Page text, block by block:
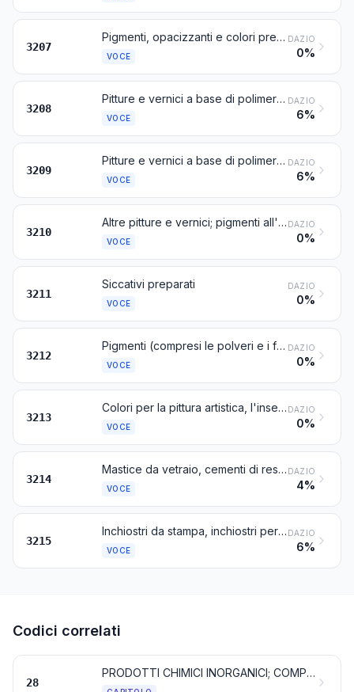
3207
Pigmenti, opacizzanti e colori preparati, preparazioni vetrificabili, ingobbi, lustri liquidi e preparazioni simili, dei tipi utilizzati per la ceramica, la smalteria e la vetreria; fritte di vetro e altri vetri, in forma di polvere, di granuli, di lamelle o di fiocchi
VOCE
DAZIO
0%
3208
Pitture e vernici a base di polimeri sintetici o di polimeri naturali modificati, dispersi o disciolti in un mezzo non acquoso; soluzioni previste nella nota 4 di questo capitolo
VOCE
DAZIO
6%
3209
Pitture e vernici a base di polimeri sintetici o di polimeri naturali modificati, dispersi o disciolti in un mezzo acquoso
VOCE
DAZIO
6%
3210
Altre pitture e vernici; pigmenti all'acqua preparati dei tipi utilizzati per la rifinitura del cuoio
VOCE
DAZIO
0%
3211
Siccativi preparati
VOCE
DAZIO
0%
3212
Pigmenti (compresi le polveri e i fiocchi metallici) dispersi in mezzi non acquosi, sotto forma di liquido o di pasta, dei tipi utilizzati per le preparazioni di pitture; fogli per l'impressione a caldo (carta pastello); tinture ed altre sostanze coloranti presentate in forme o imballaggi per la vendita al minuto
VOCE
DAZIO
0%
3213
Colori per la pittura artistica, l'insegnamento, la pittura di insegne, per modificare le gradazioni di tinta o per il divertimento, e colori simili, in pastiglie, tubetti, barattoli, flaconi, scodellini o confezioni simili
VOCE
DAZIO
0%
3214
Mastice da vetraio, cementi di resina ed altri mastici; stucchi utilizzati nella pittura, stucchi (intonaci) non refrattari dei tipi utilizzati nella muratura
VOCE
DAZIO
4%
3215
Inchiostri da stampa, inchiostri per scrivere o da disegno ed altri inchiostri, anche concentrati o in forme solide
VOCE
DAZIO
6%
Codici correlati
28
PRODOTTI CHIMICI INORGANICI; COMPOSTI INORGANICI OD ORGANICI DI METALLI PREZIOSI, DI ELEMENTI RADIOATTIVI, DI METALLI DELLE TERRE RARE O DI ISOTOPI